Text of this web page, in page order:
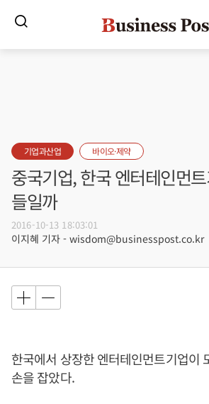
기업과산업 바이오·제약
중국기업, 한국 엔터테인먼
들일까
2016-10-13 18:03:01
이지혜 기자 - wisdom@businesspost.co.kr
한국에서 상장한 엔터테인먼트기업이
손을 잡았다.